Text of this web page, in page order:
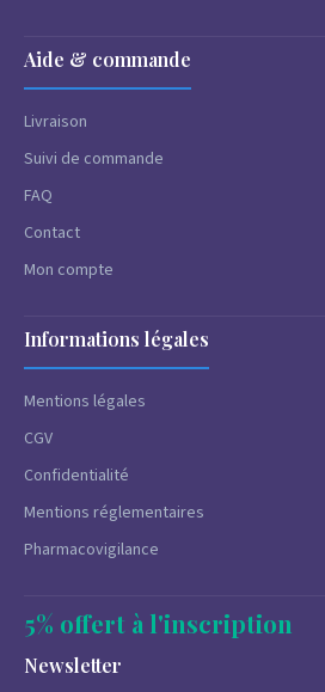
Aide & commande
Livraison
Suivi de commande
FAQ
Contact
Mon compte
Informations légales
Mentions légales
CGV
Confidentialité
Mentions réglementaires
Pharmacovigilance
5% offert à l'inscription
Newsletter